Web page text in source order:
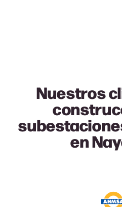
Nuestros
en